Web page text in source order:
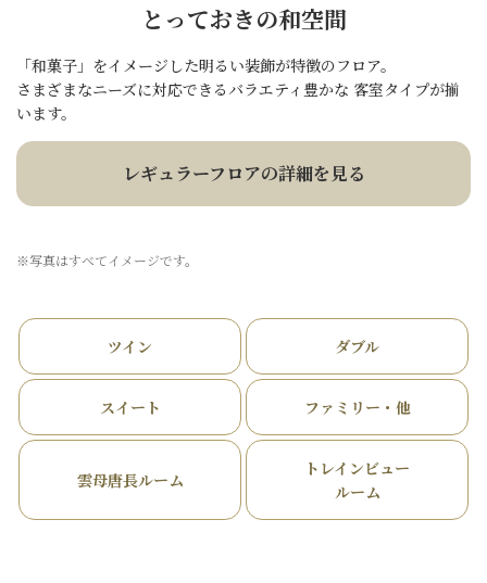
とっておきの和空間
「和菓子」をイメージした明るい装飾が特徴のフロア。
さまざまなニーズに対応できるバラエティ豊かな 客室タイプが揃
います。
レギュラーフロアの詳細を見る
※写真はすべてイメージです。
ツイン ダブル
スイート ファミリー・他
雲母唐長ルーム
トレインビュー
ルーム